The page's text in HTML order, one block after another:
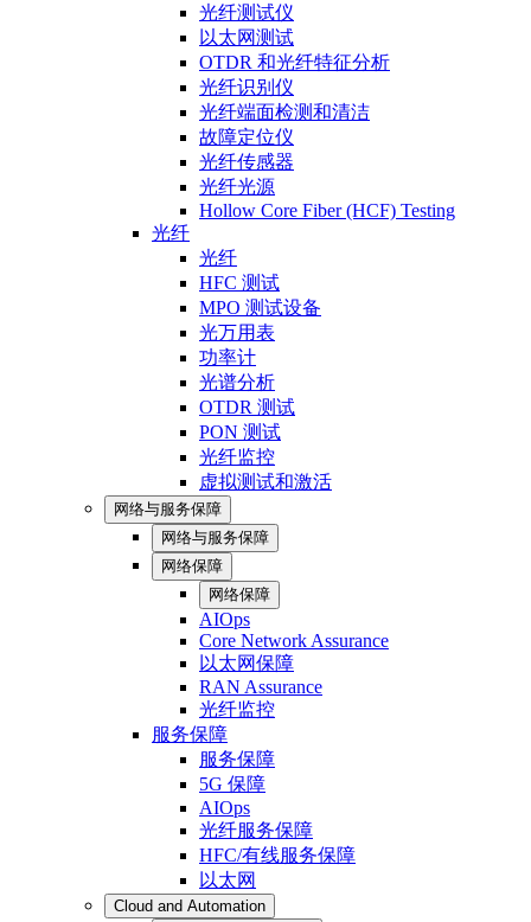
光纤测试仪
以太网测试
OTDR 和光纤特征分析
光纤识别仪
光纤端面检测和清洁
故障定位仪
光纤传感器
光纤光源
Hollow Core Fiber (HCF) Testing
光纤
光纤
HFC 测试
MPO 测试设备
光万用表
功率计
光谱分析
OTDR 测试
PON 测试
光纤监控
虚拟测试和激活
网络与服务保障
网络与服务保障
网络保障
网络保障
AIOps
Core Network Assurance
以太网保障
RAN Assurance
光纤监控
服务保障
服务保障
5G 保障
AIOps
光纤服务保障
HFC/有线服务保障
以太网
Cloud and Automation